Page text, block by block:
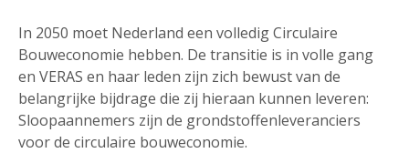
In 2050 moet Nederland een volledig Circulaire
Bouweconomie hebben. De transitie is in volle gang
en VERAS en haar leden zijn zich bewust van de
belangrijke bijdrage die zij hieraan kunnen leveren:
Sloopaannemers zijn de grondstoffenleveranciers
voor de circulaire bouweconomie.